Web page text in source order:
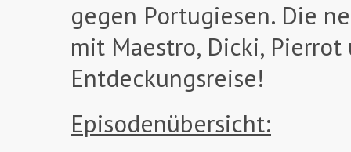
gegen Portugiesen. Die
mit Maestro, Dicki,
Entdeckungsreise!
Episodenübersicht: